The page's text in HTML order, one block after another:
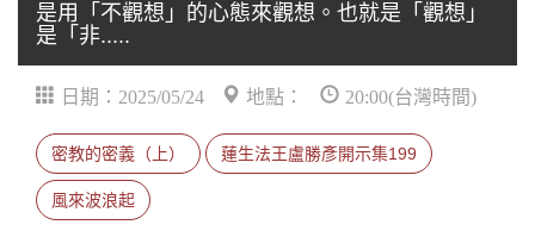
是用「不觀想」的心態來觀想。也就是「觀想」
是「非.....
日期：2025/05/24 地點： 20:00(台灣時間)
密教的密義（上） 蓮生法王盧勝彥開示集199
風來波浪起